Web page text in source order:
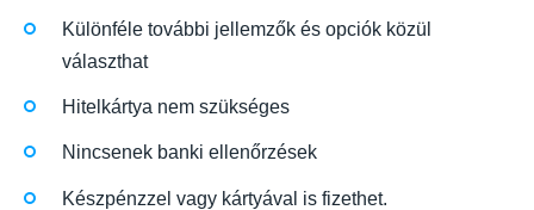
Különféle további jellemzők és opciók közül
választhat
Hitelkártya nem szükséges
Nincsenek banki ellenőrzések
Készpénzzel vagy kártyával is fizethet.